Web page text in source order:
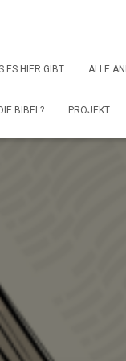
ES HIER GIBT ALLE
BIBEL? PROJEKT